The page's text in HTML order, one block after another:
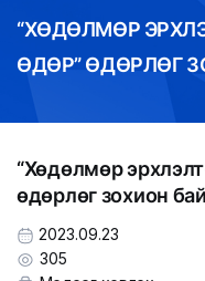
МЭДЭЭ МЭДЭЭЛЭЛ
ЗАХИРАМЖ
ИЛ ТОД БАЙДАЛ
“ХӨДӨЛМӨР
ӨДӨР” ӨДӨРЛӨГ
“Хөдөлмөр
өдөрлөг зохион
2023.09.23
305